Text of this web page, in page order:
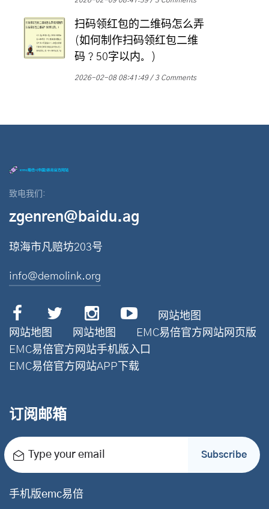
扫码领红包的二维码怎么弄
(如何制作扫码领红包二维
码？50字以内。)
2026-02-08 08:41:49 3 Comments
致电我们:
zgenren@baidu.ag
琼海市凡赔坊203号
info@demolink.org
网站地图
网站地图
网站地图
EMC易倍官方网站网页版
EMC易倍官方网站手机版入口
EMC易倍官方网站APP下载
订阅邮箱
Type your email Subscribe
手机版emc易倍